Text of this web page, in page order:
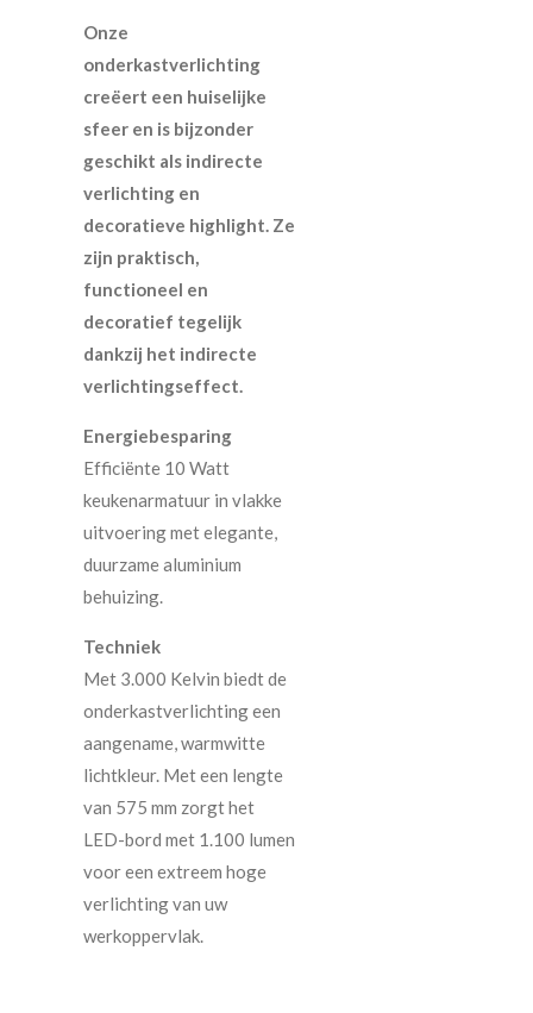
Onze
onderkastverlichting
creëert een huiselijke
sfeer en is bijzonder
geschikt als indirecte
verlichting en
decoratieve highlight. Ze
zijn praktisch,
functioneel en
decoratief tegelijk
dankzij het indirecte
verlichtingseffect.
Energiebesparing
Efficiënte 10 Watt
keukenarmatuur in vlakke
uitvoering met elegante,
duurzame aluminium
behuizing.
Techniek
Met 3.000 Kelvin biedt de
onderkastverlichting een
aangename, warmwitte
lichtkleur. Met een lengte
van 575 mm zorgt het
LED-bord met 1.100 lumen
voor een extreem hoge
verlichting van uw
werkoppervlak.